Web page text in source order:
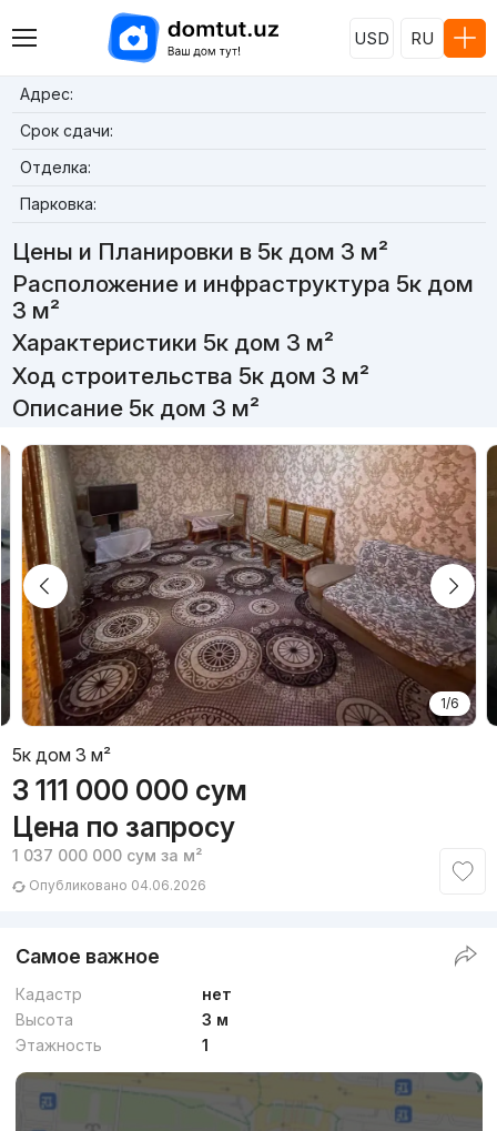
USD RU
Адрес:
Срок сдачи:
Отделка:
Парковка:
Цены и Планировки в 5к дом 3 м²
Расположение и инфраструктура 5к дом
3 м²
Характеристики 5к дом 3 м²
Ход строительства 5к дом 3 м²
Описание 5к дом 3 м²
1/6
5к дом 3 м²
3 111 000 000 сум
Цена по запросу
1 037 000 000 сум за м²
Опубликовано 04.06.2026
Самое важное
Кадастр
нет
Высота
3 м
Этажность
1